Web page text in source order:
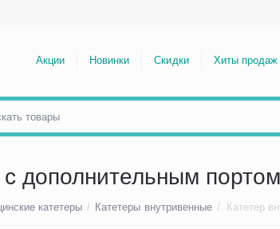
Акции Новинки Скидки Хиты продаж
дополнительным
катетеры / Катетеры внутривенные /